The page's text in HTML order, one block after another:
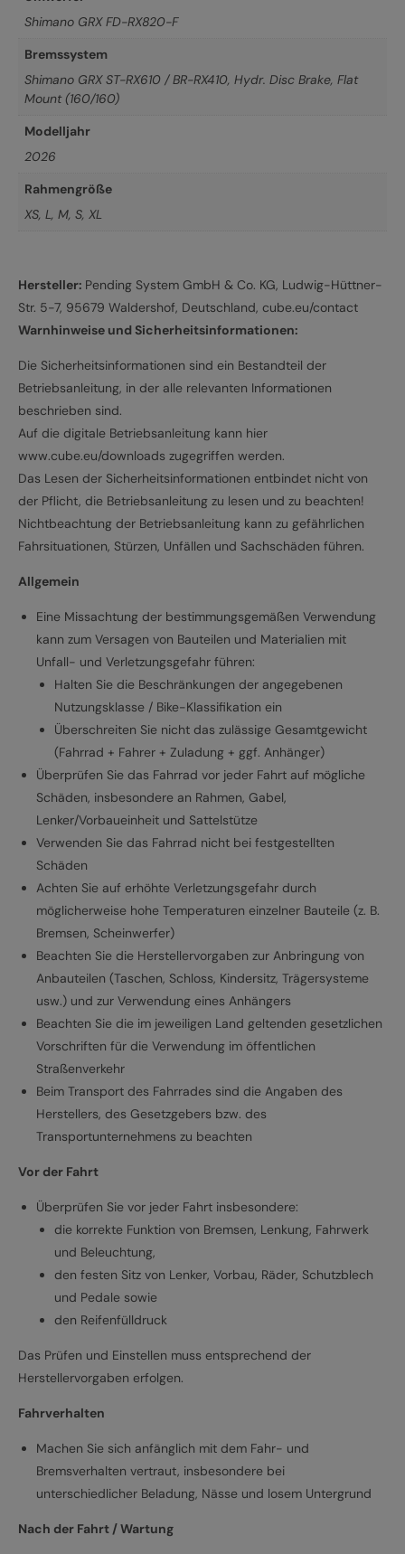
Shimano GRX FD-RX820-F
Bremssystem
Shimano GRX ST-RX610 / BR-RX410, Hydr. Disc Brake, Flat
Mount (160/160)
Modelljahr
2026
Rahmengröße
XS, L, M, S, XL
Hersteller: Pending System GmbH & Co. KG, Ludwig-Hüttner-
Str. 5-7, 95679 Waldershof, Deutschland, cube.eu/contact
Warnhinweise und Sicherheitsinformationen:
Die Sicherheitsinformationen sind ein Bestandteil der
Betriebsanleitung, in der alle relevanten Informationen
beschrieben sind.
Auf die digitale Betriebsanleitung kann hier
www.cube.eu/downloads zugegriffen werden.
Das Lesen der Sicherheitsinformationen entbindet nicht von
der Pflicht, die Betriebsanleitung zu lesen und zu beachten!
Nichtbeachtung der Betriebsanleitung kann zu gefährlichen
Fahrsituationen, Stürzen, Unfällen und Sachschäden führen.
Allgemein
Eine Missachtung der bestimmungsgemäßen Verwendung
kann zum Versagen von Bauteilen und Materialien mit
Unfall- und Verletzungsgefahr führen:
Halten Sie die Beschränkungen der angegebenen
Nutzungsklasse / Bike-Klassifikation ein
Überschreiten Sie nicht das zulässige Gesamtgewicht
(Fahrrad + Fahrer + Zuladung + ggf. Anhänger)
Überprüfen Sie das Fahrrad vor jeder Fahrt auf mögliche
Schäden, insbesondere an Rahmen, Gabel,
Lenker/Vorbaueinheit und Sattelstütze
Verwenden Sie das Fahrrad nicht bei festgestellten
Schäden
Achten Sie auf erhöhte Verletzungsgefahr durch
möglicherweise hohe Temperaturen einzelner Bauteile (z. B.
Bremsen, Scheinwerfer)
Beachten Sie die Herstellervorgaben zur Anbringung von
Anbauteilen (Taschen, Schloss, Kindersitz, Trägersysteme
usw.) und zur Verwendung eines Anhängers
Beachten Sie die im jeweiligen Land geltenden gesetzlichen
Vorschriften für die Verwendung im öffentlichen
Straßenverkehr
Beim Transport des Fahrrades sind die Angaben des
Herstellers, des Gesetzgebers bzw. des
Transportunternehmens zu beachten
Vor der Fahrt
Überprüfen Sie vor jeder Fahrt insbesondere:
die korrekte Funktion von Bremsen, Lenkung, Fahrwerk
und Beleuchtung,
den festen Sitz von Lenker, Vorbau, Räder, Schutzblech
und Pedale sowie
den Reifenfülldruck
Das Prüfen und Einstellen muss entsprechend der
Herstellervorgaben erfolgen.
Fahrverhalten
Machen Sie sich anfänglich mit dem Fahr- und
Bremsverhalten vertraut, insbesondere bei
unterschiedlicher Beladung, Nässe und losem Untergrund
Nach der Fahrt / Wartung